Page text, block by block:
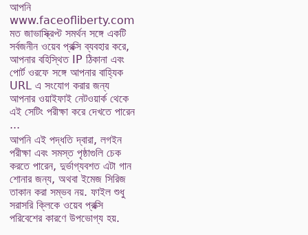
আপনি
www.faceofliberty.com
মত জাভাস্ক্রিপ্ট সমর্থন সঙ্গে একটি
সর্বজনীন ওয়েব প্রক্সি ব্যবহার করে,
আপনার বহিস্থিত IP ঠিকানা এবং
পোর্ট ওরফে সঙ্গে আপনার বাহ্যিক
URL এ সংযোগ করার জন্য
আপনার ওয়াইফাই নেটওয়ার্ক থেকে
এই সেটিং পরীক্ষা করে দেখতে পারেন
...
আপনি এই পদ্ধতি দ্বারা, লগইন
পরীক্ষা এবং সমস্ত পৃষ্ঠাগুলি চেক
করতে পারেন, দুর্ভাগ্যবশত এটা গান
শোনার জন্য, অথবা ইমেজ সিরিজ
তাকান করা সম্ভব নয়. ফাইল শুধু
সরাসরি ক্লিকে ওয়েব প্রক্সি
পরিবেশের কারণে উপভোগ্য হয়.